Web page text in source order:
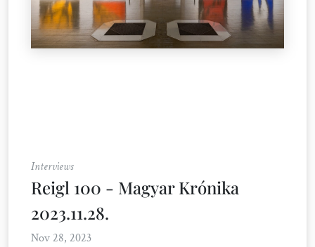
Interviews
Reigl 100 - Magyar Krónika
2023.11.28.
Nov 28, 2023